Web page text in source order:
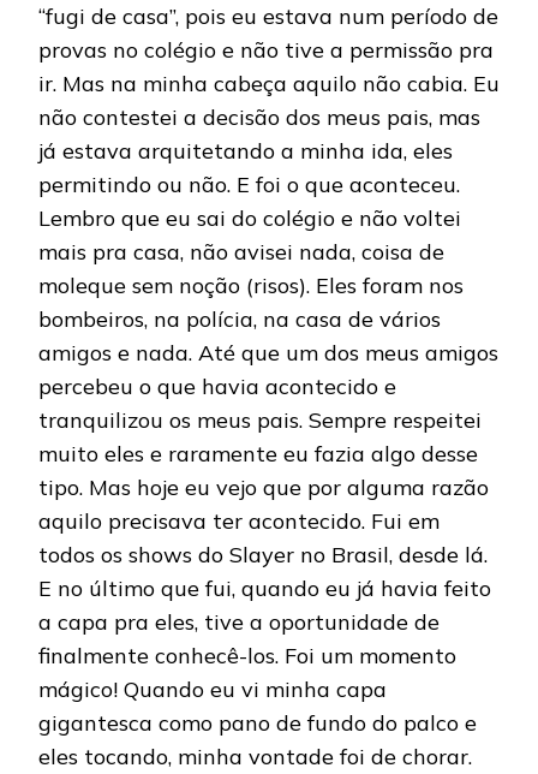
“fugi de casa”, pois eu estava num período de
provas no colégio e não tive a permissão pra
ir. Mas na minha cabeça aquilo não cabia. Eu
não contestei a decisão dos meus pais, mas
já estava arquitetando a minha ida, eles
permitindo ou não. E foi o que aconteceu.
Lembro que eu sai do colégio e não voltei
mais pra casa, não avisei nada, coisa de
moleque sem noção (risos). Eles foram nos
bombeiros, na polícia, na casa de vários
amigos e nada. Até que um dos meus amigos
percebeu o que havia acontecido e
tranquilizou os meus pais. Sempre respeitei
muito eles e raramente eu fazia algo desse
tipo. Mas hoje eu vejo que por alguma razão
aquilo precisava ter acontecido. Fui em
todos os shows do Slayer no Brasil, desde lá.
E no último que fui, quando eu já havia feito
a capa pra eles, tive a oportunidade de
finalmente conhecê-los. Foi um momento
mágico! Quando eu vi minha capa
gigantesca como pano de fundo do palco e
eles tocando, minha vontade foi de chorar.